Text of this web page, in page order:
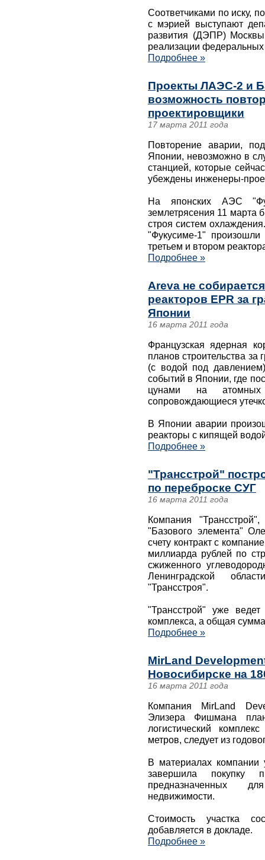
Соответчиками по иску,
с мэрией выступают
развития (ДЭПР)
реализации
Подробнее »
Проекты ЛАЭС-2 и
возможность
проектировщики
17 марта 2011 года
Повторение аварии,
Японии, невозможно в
станцией, которые
убеждены инженеры-
На японских АЭС
землетрясения 11 марта
строя систем
"Фукусиме-1"
третьем и втором
Подробнее »
Areva не
реакторов EPR за
Японии
16 марта 2011 года
Французская ядерная
планов строительства
(с водой под
событий в Японии, где
цунами на атомных
сопровождающиеся
В Японии аварии
реакторы с кипящей
Подробнее »
"Трансстрой"
по переброске СУГ
16 марта 2011 года
Компания
"Базового элемента"
счету контракт с
миллиарда рублей по
сжиженного
Ленинградской
"Трансстроя".
"Трансстрой" уже
комплекса, а общая
Подробнее »
MirLand
Новосибирске на
16 марта 2011 года
Компания MirLand
Элизера Фишмана
логистический
метров, следует из
В материалах компании
завершила покупку
предназначенных
недвижимости.
Стоимость участка
добавляется в докладе.
Подробнее »